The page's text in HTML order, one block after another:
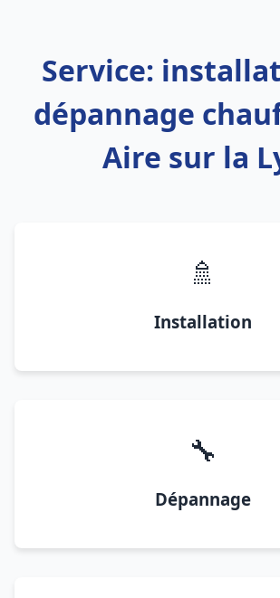
Service:
dépannage
Aire sur la
🚿
Installation
🔧
Dépannage